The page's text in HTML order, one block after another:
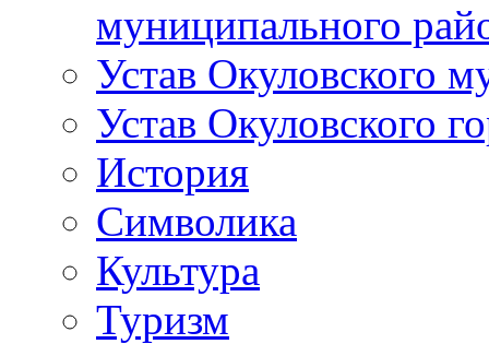
муниципального
Устав Окуловского
Устав Окуловского
История
Символика
Культура
Туризм